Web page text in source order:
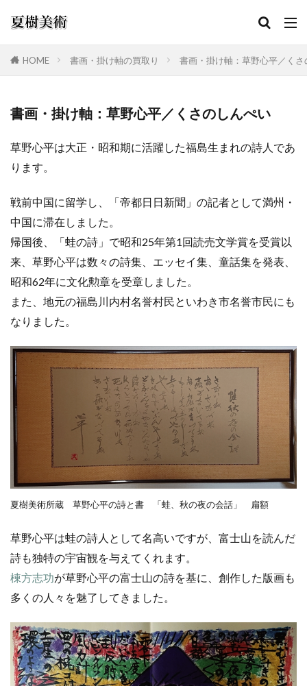
HOME 書画・掛け軸の買取り 書画・掛け軸：草野心平／くさ
書画・掛け軸：草野心平／くさのしんぺい
草野心平は大正・昭和期に活躍した福島生まれの詩人であ
ります。
戦前中国に留学し、「帝都日日新聞」の記者として満州・
中国に滞在しました。
帰国後、「蛙の詩」で昭和25年第1回読売文学賞を受賞以
来、草野心平は数々の詩集、エッセイ集、童話集を発表、
昭和62年に文化勲章を受章しました。
また、地元の福島川内村名誉村民といわき市名誉市民にも
なりました。
夏樹美術所蔵 草野心平の詩と書 「蛙、秋の夜の会話」 扁額
草野心平は蛙の詩人として名高いですが、富士山を読んだ
詩も独特の宇宙観を与えてくれます。
棟方志功が草野心平の富士山の詩を基に、創作した版画も
多くの人々を魅了してきました。
カテゴリー
検索